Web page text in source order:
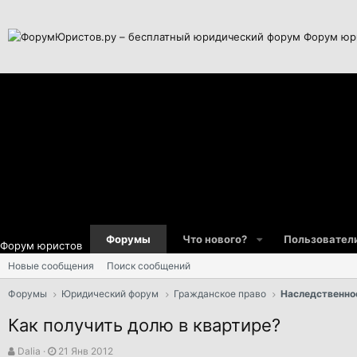
Форум
Форум юристов Форумы Что нового?
Новые сообщения Поиск сообщений
Форумы Юридический форум Гражданское право
Как получить долю в квартире?
А
Dalia
Д
21 Янв 2012